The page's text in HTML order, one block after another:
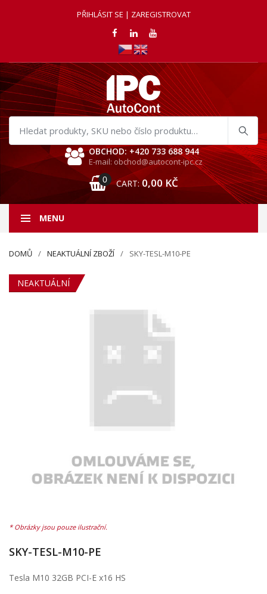
PŘIHLÁSIT SE | ZAREGISTROVAT
Hledat
produkty
OBCHOD: +420 733 688 944
E-mail: obchod@autocont-ipc.cz
0 CART: 0,00 KČ
MENU
DOMŮ NEAKTUÁLNÍ ZBOŽÍ SKY-TESL-M10-PE
NEAKTUÁLNÍ
SKY-TESL-M10-PE
Tesla M10 32GB PCI-E x16 HS